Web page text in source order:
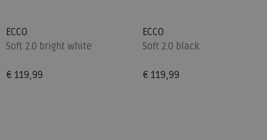
ECCO
Soft 2.0 bright white
€ 119,99
ECCO
Soft 2.0 black
€ 119,99